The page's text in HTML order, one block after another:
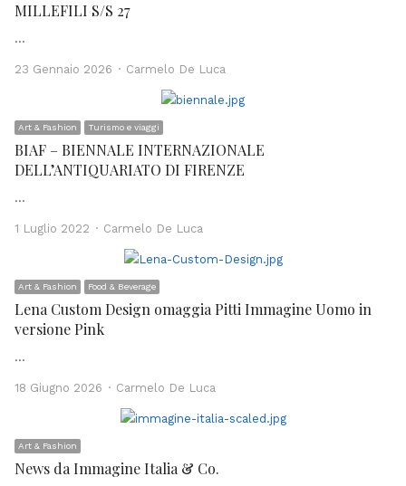
MILLEFILI S/S 27
…
23 Gennaio 2026 Author
Carmelo De Luca
Art & Fashion Turismo e viaggi
BIAF – BIENNALE INTERNAZIONALE
DELL’ANTIQUARIATO DI FIRENZE
…
1 Luglio 2022 Author
Carmelo De Luca
Art & Fashion Food & Beverage
Lena Custom Design omaggia Pitti Immagine Uomo in
versione Pink
…
18 Giugno 2026 Author
Carmelo De Luca
Art & Fashion
News da Immagine Italia & Co.